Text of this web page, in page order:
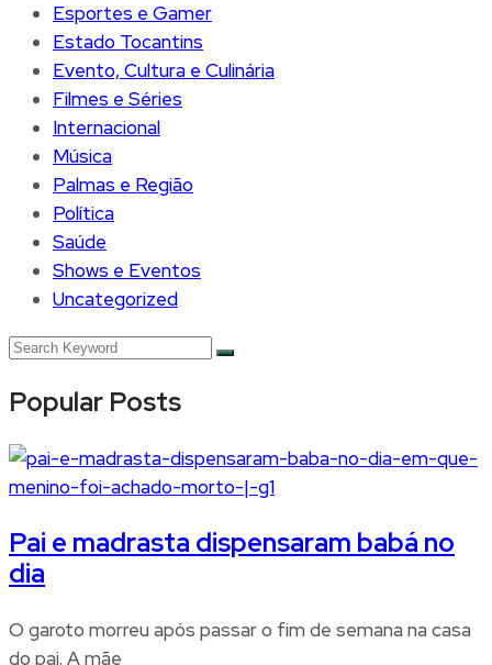
Esportes e Gamer
Estado Tocantins
Evento, Cultura e Culinária
Filmes e Séries
Internacional
Música
Palmas e Região
Política
Saúde
Shows e Eventos
Uncategorized
Popular Posts
Pai e madrasta dispensaram babá no
dia
O garoto morreu após passar o fim de semana na casa
do pai. A mãe